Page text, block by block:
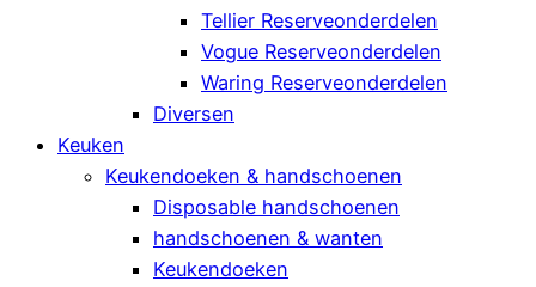
Tellier Reserveonderdelen
Vogue Reserveonderdelen
Waring Reserveonderdelen
Diversen
Keuken
Keukendoeken & handschoenen
Disposable handschoenen
handschoenen & wanten
Keukendoeken